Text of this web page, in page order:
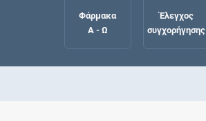
Φάρμακα
Α - Ω
Έλεγχος
συγχορήγησης